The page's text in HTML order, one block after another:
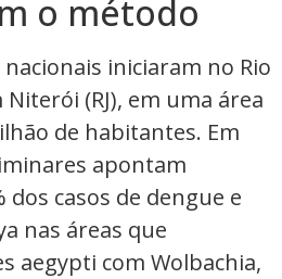
o método
iniciaram no Rio
Niterói (RJ), em uma área
de habitantes. Em
apontam
dos casos de dengue e
nas áreas que
aegypti com Wolbachia,